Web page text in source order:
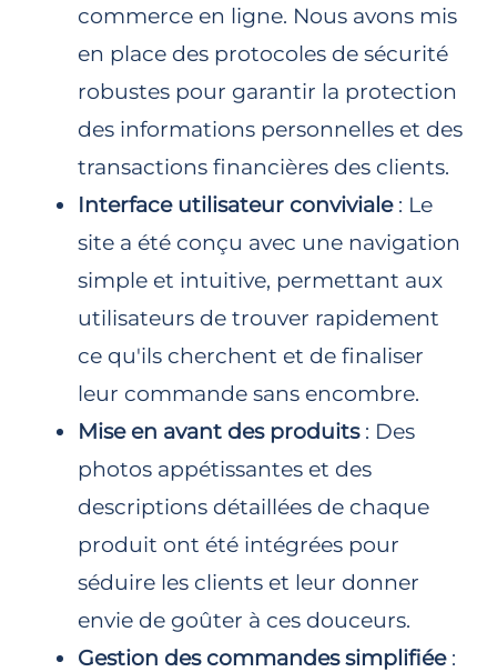
commerce en ligne. Nous avons mis
en place des protocoles de sécurité
robustes pour garantir la protection
des informations personnelles et des
transactions financières des clients.
Interface utilisateur conviviale: Le
site a été conçu avec une navigation
simple et intuitive, permettant aux
utilisateurs de trouver rapidement
ce qu'ils cherchent et de finaliser
leur commande sans encombre.
Mise en avant des produits: Des
photos appétissantes et des
descriptions détaillées de chaque
produit ont été intégrées pour
séduire les clients et leur donner
envie de goûter à ces douceurs.
Gestion des commandes simplifiée: